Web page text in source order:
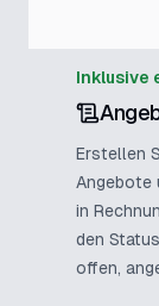
Inklusive
Erstellen
Angebote
in
den
offen,